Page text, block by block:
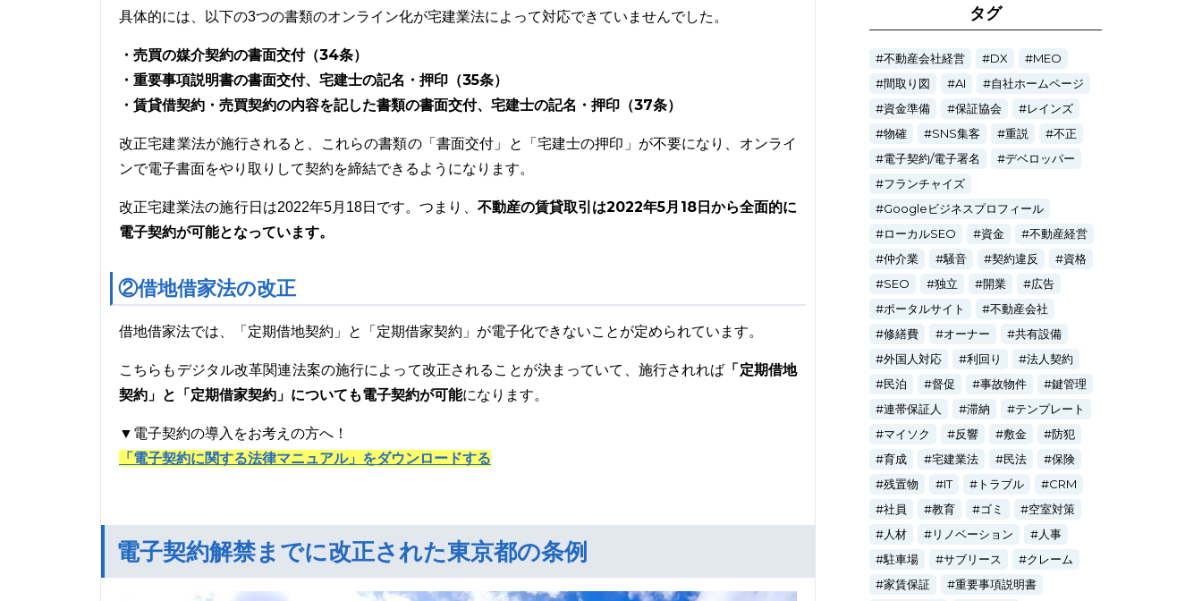
具体的には、以下の3つの書類のオンライン化が宅建業法によって対応できていませんでした。
・売買の媒介契約の書面交付（34条）
・重要事項説明書の書面交付、宅建士の記名・押印（35条）
・賃貸借契約・売買契約の内容を記した書類の書面交付、宅建士の記名・押印（37条）
改正宅建業法が施行されると、これらの書類の「書面交付」と「宅建士の押印」が不要になり、オンライ
ンで電子書面をやり取りして契約を締結できるようになります。
改正宅建業法の施行日は2022年5月18日です。つまり、 不動産の賃貸取引は2022年5月18日から全面的に
電子契約が可能となっています。
②借地借家法の改正
借地借家法では、「定期借地契約」と「定期借家契約」が電子化できないことが定められています。
こちらもデジタル改革関連法案の施行によって改正されることが決まっていて、施行されれば 「定期借地
契約」と「定期借家契約」についても電子契約が可能になります。
▼電子契約の導入をお考えの方へ！
「電子契約に関する法律マニュアル」をダウンロードする
電子契約解禁までに改正された東京都の条例
タグ
不動産会社経営 DX
MEO
間取り図
AI
自社ホームページ
資金準備
保証協会
レインズ
物確
SNS集客 重説
不正
電子契約/電子署名
デベロッパー
フランチャイズ
Googleビジネスプロフィール
ローカルSEO
資金
不動産経営
仲介業
騒音 契約違反
資格
SEO
独立 開業
広告
ポータルサイト
不動産会社
修繕費
オーナー
共有設備
外国人対応
利回り
法人契約
民泊
督促 事故物件
鍵管理
連帯保証人
滞納
テンプレート
マイソク
反響 敷金
防犯
育成
宅建業法 民法
保険
残置物
IT トラブル
CRM
社員
教育 ゴミ
空室対策
人材
リノベーション
人事
駐車場
サブリース
クレーム
家賃保証
重要事項説明書